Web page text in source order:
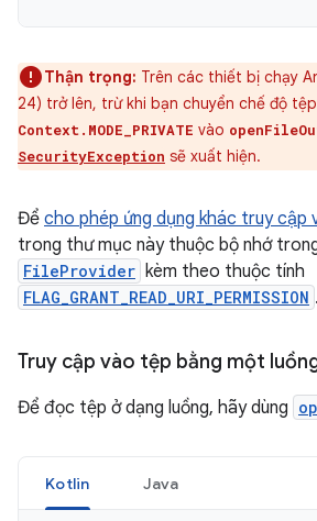
Thận trọng: Trên các thiết bị chạy
24) trở lên, trừ khi bạn chuyển chế độ tệp
Context.MODE_PRIVATE vào
SecurityException sẽ xuất hiện.
Để cho phép ứng dụng khác truy cập
trong thư mục này thuộc bộ nhớ
FileProvider kèm theo thuộc tính
FLAG_GRANT_READ_URI_PERMISSION .
Truy cập vào tệp bằng một
Để đọc tệp ở dạng luồng, hãy dùng
Kotlin Java